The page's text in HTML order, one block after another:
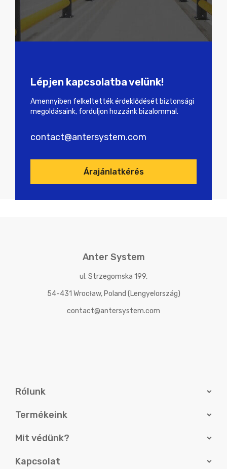
Lépjen kapcsolatba velünk!
Amennyiben felkeltették érdeklődését biztonsági
megoldásaink, forduljon hozzánk bizalommal.
contact@antersystem.com
Árajánlatkérés
Anter System
ul. Strzegomska 199,
54-431 Wrocław, Poland (Lengyelország)
contact@antersystem.com
Rólunk
Termékeink
Mit védünk?
Kapcsolat